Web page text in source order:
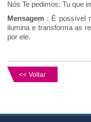
Nós Te pedimos: Tu que
Mensagem : É possível
ilumina e transforma as
por ele.
<< Voltar